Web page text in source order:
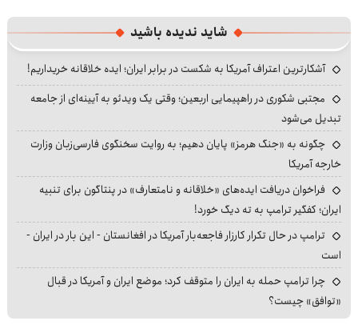
شاید ندیده باشید
آشکارترین اعتراف آمریکا به شکست در برابر ایران؛ ایده خلاقانه خریداریم!
مجتبی شکوری در راهپیمایی اربعین؛ وقتی یک ویدئو به آیینه‌ای از جامعه
تبدیل می‌شود
چگونه به «جنگ هرمز» پایان دهیم؛ به روایت سخنگوی فارسی‌زبان وزارت
خارجه آمریکا
فراخوان دریافت ایده‌های «خلاقانه و نامتعارف» در پنتاگون برای تنبیه
ایران؛ کفگیر ترامپ به ته دیگ خورد!
ترامپ در حال تکرار کارزار فاجعه‌بار آمریکا در افغانستان - این بار در ایران -
است
چرا ترامپ حمله به ایران را متوقف کرد؛ موضع ایران و آمریکا در قبال
«توافق» چیست؟